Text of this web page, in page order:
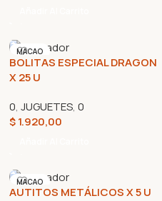
MACAO
BOLITAS ESPECIAL DRAGON
X 25 U
0, JUGUETES, 0
$1.920,00
MACAO
AUTITOS METÁLICOS X 5 U